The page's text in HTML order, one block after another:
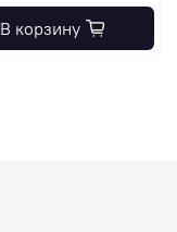
В корзину